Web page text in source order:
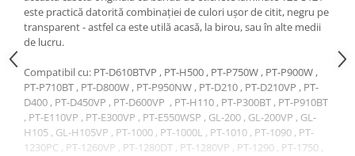
este practică datorită combinației de culori ușor de citit, negru pe
transparent - astfel ca este utilă acasă, la birou, sau în alte medii
de lucru.
Compatibil cu: PT-D610BTVP , PT-H500 , PT-P750W , PT-P900W ,
PT-P710BT , PT-D800W , PT-P950NW , PT-D210 , PT-D210VP , PT-
D400 , PT-D450VP , PT-D600VP , PT-H110 , PT-P300BT , PT-P910BT
, PT-E110VP , PT-E300VP , PT-E550WSP , GL-200 , GL-200VP , GL-
H105 , GL-H105VP , PT-1000 , PT-1000L , PT-1010 , PT-1090 , PT-
1230PC , PT-1260VP , PT-1280DT , PT-1280VP , PT-1290 , PT-1750 ,